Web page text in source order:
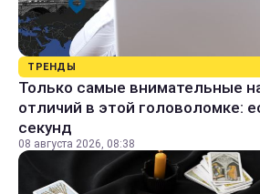
ТРЕНДЫ
Только самые внимательные
отличий в этой головоломке:
секунд
08 августа 2026, 08:38